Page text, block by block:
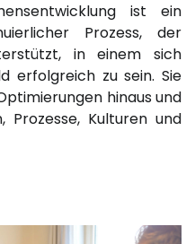
ist ein
Prozess, der
in einem sich
erfolgreich zu sein. Sie
hinaus und
Prozesse, Kulturen und